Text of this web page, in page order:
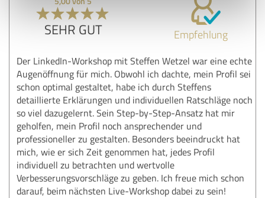
SEHR GUT Empfehlung
Der LinkedIn-Workshop mit Steffen Wetzel war eine echte
Augenöffnung für mich. Obwohl ich dachte, mein Profil sei
schon optimal gestaltet, habe ich durch Steffens
detaillierte Erklärungen und individuellen Ratschläge noch
so viel dazugelernt. Sein Step-by-Step-Ansatz hat mir
geholfen, mein Profil noch ansprechender und
professioneller zu gestalten. Besonders beeindruckt hat
mich, wie er sich Zeit genommen hat, jedes Profil
individuell zu betrachten und wertvolle
Verbesserungsvorschläge zu geben. Ich freue mich schon
darauf, beim nächsten Live-Workshop dabei zu sein!